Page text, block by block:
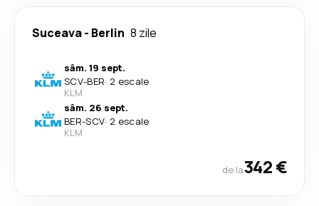
Suceava- Berlin 8 zile
sâm. 19 sept.
SCV-BER· 2 escale
KLM
sâm. 26 sept.
BER-SCV· 2 escale
KLM
de la342 €